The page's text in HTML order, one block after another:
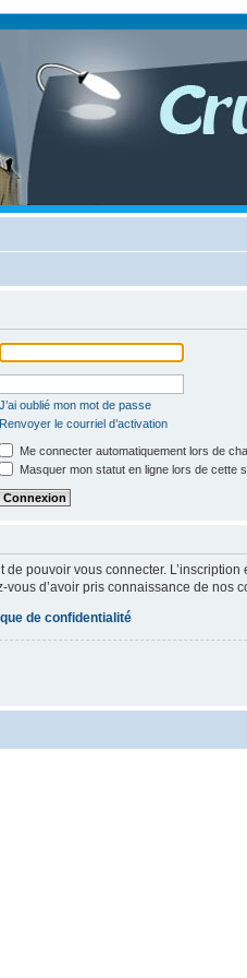
J’ai oublié mon mot de passe
Renvoyer le courriel d’activation
Me connecter automatiquement lors de
Masquer mon statut en ligne lors de cette
de pouvoir vous connecter.
vous d’avoir pris connaissance de nos
de confidentialité